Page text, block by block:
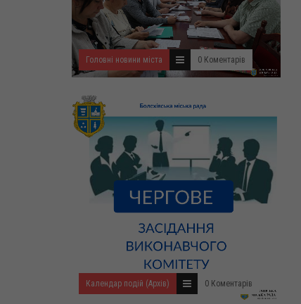
Головні новини міста 0 Коментарів
Календар подій (Архів) 0 Коментарів